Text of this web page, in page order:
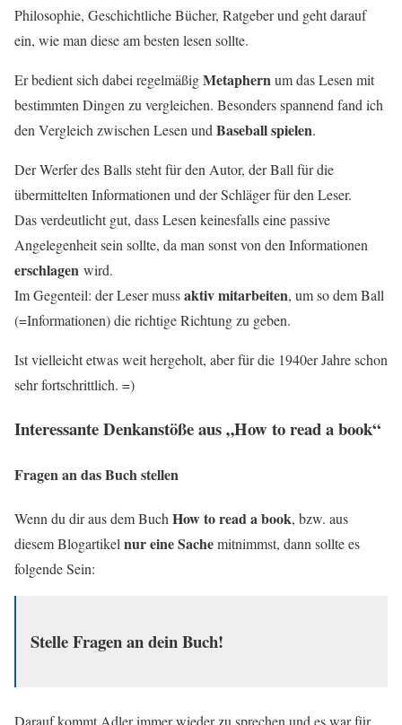
Philosophie, Geschichtliche Bücher, Ratgeber und geht darauf
ein, wie man diese am besten lesen sollte.
Er bedient sich dabei regelmäßigMetaphernum das Lesen mit
bestimmten Dingen zu vergleichen. Besonders spannend fand ich
den Vergleich zwischen Lesen und Baseball spielen.
Der Werfer des Balls steht für den Autor, der Ball für die
übermittelten Informationen und der Schläger für den Leser.
Das verdeutlicht gut, dass Lesen keinesfalls eine passive
Angelegenheit sein sollte, da man sonst von den Informationen
erschlagen wird.
Im Gegenteil: der Leser mussaktivmitarbeiten, um so dem Ball
(=Informationen) die richtige Richtung zu geben.
Ist vielleicht etwas weit hergeholt, aber für die 1940er Jahre schon
sehr fortschrittlich. =)
Interessante Denkanstöße aus „How to read a book“
Fragen an das Buch stellen
Wenn du dir aus dem Buch How to read a book, bzw. aus
diesem Blogartikel nur eine Sachemitnimmst, dann sollte es
folgende Sein:
Stelle Fragen an dein Buch!
Darauf kommt Adler immer wieder zu sprechen und es war für